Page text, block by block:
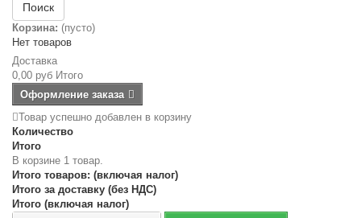
Поиск
Корзина: (пусто)
Нет товаров
Доставка
0,00 руб Итого
Оформление заказа
Товар успешно добавлен в корзину
Количество
Итого
В корзине 1 товар.
Итого товаров: (включая налог)
Итого за доставку (без НДС)
Итого (включая налог)